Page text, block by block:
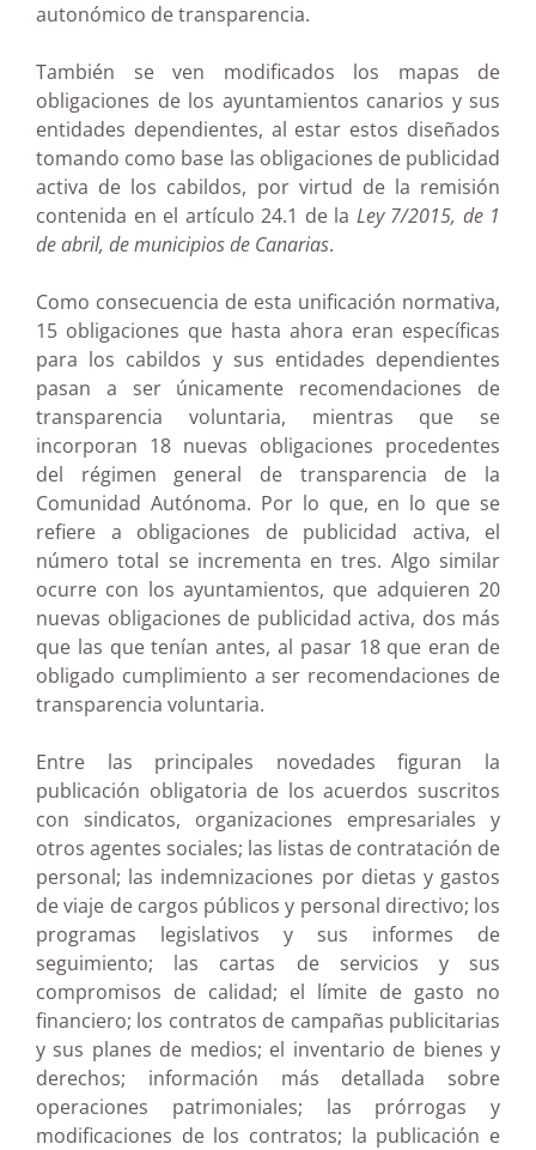
autonómico de transparencia.
También se ven modificados los mapas de
obligaciones de los ayuntamientos canarios y sus
entidades dependientes, al estar estos diseñados
tomando como base las obligaciones de publicidad
activa de los cabildos, por virtud de la remisión
contenida en el artículo 24.1 de la Ley 7/2015, de 1
de abril, de municipios de Canarias.
Como consecuencia de esta unificación normativa,
15 obligaciones que hasta ahora eran específicas
para los cabildos y sus entidades dependientes
pasan a ser únicamente recomendaciones de
transparencia voluntaria, mientras que se
incorporan 18 nuevas obligaciones procedentes
del régimen general de transparencia de la
Comunidad Autónoma. Por lo que, en lo que se
refiere a obligaciones de publicidad activa, el
número total se incrementa en tres. Algo similar
ocurre con los ayuntamientos, que adquieren 20
nuevas obligaciones de publicidad activa, dos más
que las que tenían antes, al pasar 18 que eran de
obligado cumplimiento a ser recomendaciones de
transparencia voluntaria.
Entre las principales novedades figuran la
publicación obligatoria de los acuerdos suscritos
con sindicatos, organizaciones empresariales y
otros agentes sociales; las listas de contratación de
personal; las indemnizaciones por dietas y gastos
de viaje de cargos públicos y personal directivo; los
programas legislativos y sus informes de
seguimiento; las cartas de servicios y sus
compromisos de calidad; el límite de gasto no
financiero; los contratos de campañas publicitarias
y sus planes de medios; el inventario de bienes y
derechos; información más detallada sobre
operaciones patrimoniales; las prórrogas y
modificaciones de los contratos; la publicación e